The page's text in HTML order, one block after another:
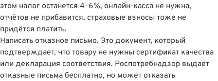
этом налог останется 4–6%, онлайн-касса не нужна,
отчëтов не прибавится, страховые взносы тоже не
придëтся платить.
Написать отказное письмо. Это документ, который
подтверждает, что товару не нужны сертификат качества
или декларация соответствия. Роспотребнадзор выдаёт
отказные письма бесплатно, но может отказать